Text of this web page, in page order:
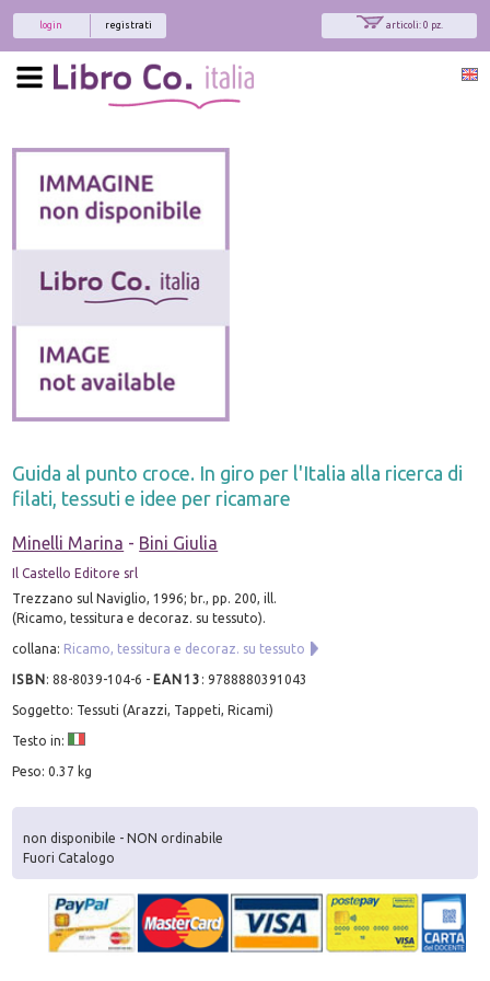
articoli: 0 pz.
registrati
login
Guida al punto croce. In giro per l'Italia alla ricerca di
filati, tessuti e idee per ricamare
Minelli Marina - Bini Giulia
Il Castello Editore srl
Trezzano sul Naviglio, 1996; br., pp. 200, ill.
(Ricamo, tessitura e decoraz. su tessuto).
collana: Ricamo, tessitura e decoraz. su tessuto
ISBN:88-8039-104-6 - EAN13 :9788880391043
Soggetto: Tessuti (Arazzi, Tappeti, Ricami)
Testo in:
Peso: 0.37 kg
non disponibile - NON ordinabile
Fuori Catalogo